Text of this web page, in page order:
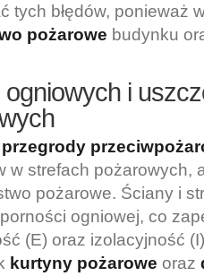
tych błędów, ponieważ
pożarowe budynku
i
przegrody
w strefach pożarowych,
pożarowe. Ściany i
ogniowej, co
(E) oraz izolacyjność
kurtyny pożarowe oraz